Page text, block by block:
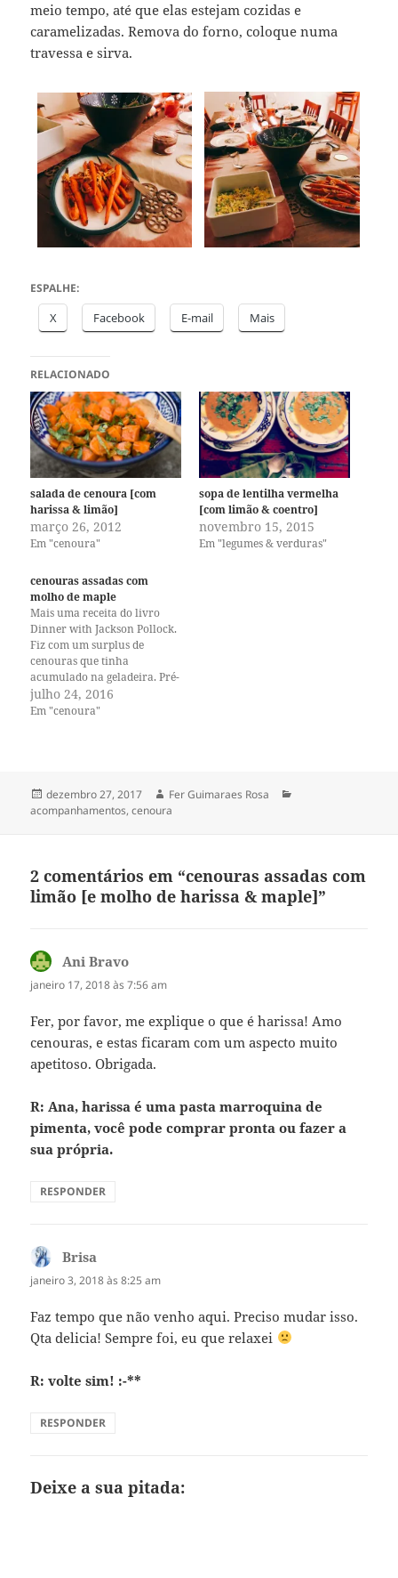
meio tempo, até que elas estejam cozidas e
caramelizadas. Remova do forno, coloque numa
travessa e sirva.
ESPALHE:
X Facebook E-mail Mais
RELACIONADO
salada de cenoura [com
harissa & limão]
março 26, 2012
Em "cenoura"
sopa de lentilha vermelha
[com limão & coentro]
novembro 15, 2015
Em "legumes & verduras"
cenouras assadas com
molho de maple
Mais uma receita do livro
Dinner with Jackson Pollock.
Fiz com um surplus de
cenouras que tinha
acumulado na geladeira. Pré-
aqueça o forno em 400ºF/
205ºC, lave e descasque ou
julho 24, 2016
Em "cenoura"
Publicado
em
dezembro 27, 2017 Autor
Fer Guimaraes Rosa
acompanhamentos,cenoura
2 comentários em “cenouras assadas com
limão [e molho de harissa & maple]”
Ani Bravo
janeiro 17, 2018 às 7:56 am
Fer, por favor, me explique o que é harissa! Amo
cenouras, e estas ficaram com um aspecto muito
apetitoso. Obrigada.
R: Ana, harissa é uma pasta marroquina de
pimenta, você pode comprar pronta ou fazer a
sua própria.
RESPONDER
Brisa
janeiro 3, 2018 às 8:25 am
Faz tempo que não venho aqui. Preciso mudar isso.
Qta delicia! Sempre foi, eu que relaxei
R: volte sim! :-**
RESPONDER
Deixe a sua pitada: